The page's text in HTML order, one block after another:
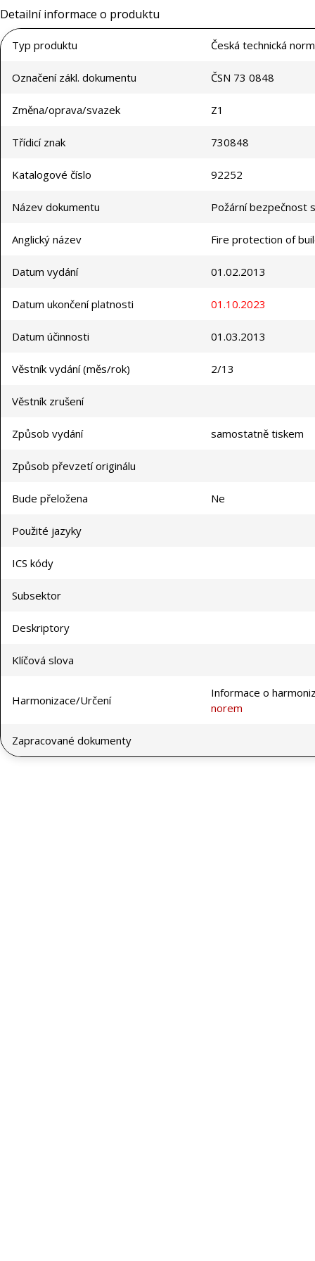
Detailní informace o produktu
Typ produktu Česká technická
Označení zákl. dokumentu ČSN 73 0848
Změna/oprava/svazek Z1
Třídicí znak 730848
Katalogové číslo 92252
Název dokumentu Požární bezpečnost
Anglický název Fire protection of
Datum vydání 01.02.2013
Datum ukončení platnosti 01.10.2023
Datum účinnosti 01.03.2013
Věstník vydání (měs/rok) 2/13
Věstník zrušení
Způsob vydání samostatně tiskem
Způsob převzetí originálu
Bude přeložena Ne
Použité jazyky
ICS kódy
Subsektor
Deskriptory
Klíčová slova
Harmonizace/Určení
Informace o
norem
Zapracované dokumenty